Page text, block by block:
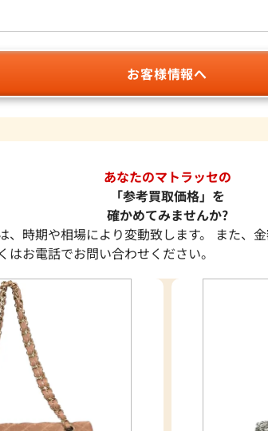
お客様情報へ
あなたのマトラッセの
「参考買取価格」を
確かめてみませんか?
、時期や相場により変動致します。 また、
はお電話でお問い合わせください。